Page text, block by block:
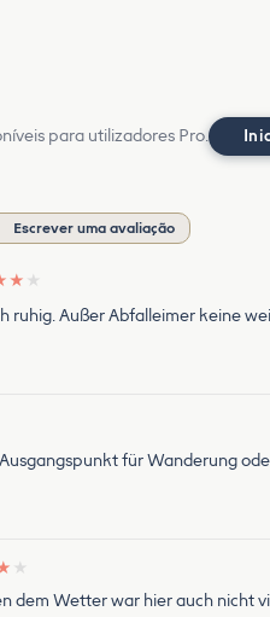
para utilizadores Pro.
Escrever uma avaliação
★ ★
ruhig. Außer Abfalleimer keine
für Wanderung
★
dem Wetter war hier auch nicht